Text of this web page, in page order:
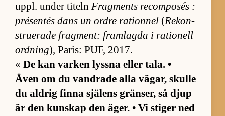
uppl. un­der ti­teln Frag­ments re­com­po­sés :
pré­sen­tés dans un ordre ra­tion­nel (Re­kon­
stru­e­rade frag­ment: fram­lagda i ra­tio­nell
ord­ning), Pa­ris: PUF, 2017.
« De kan var­ken lyssna el­ler ta­la. •
Även om du vand­rade alla vä­gar, skulle
du ald­rig finna sjä­lens grän­ser, så djup
är den kun­skap den äger. • Vi sti­ger ned